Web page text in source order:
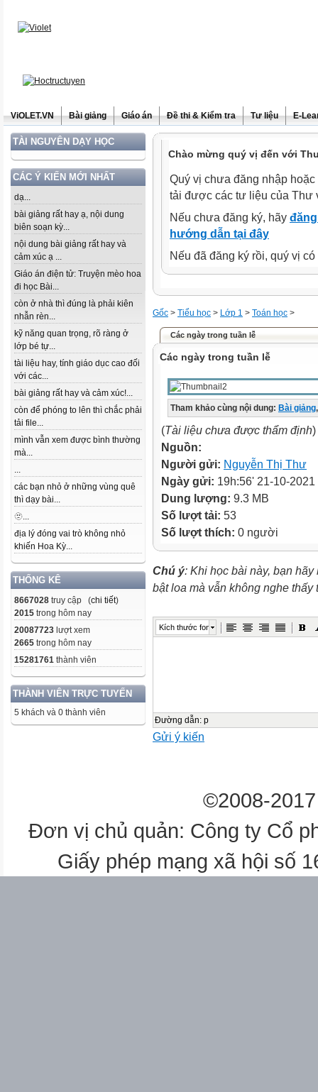
ViOLET.VN Bài giảng Giáo án Đề thi & Kiểm tra Tư liệu E-
TÀI NGUYÊN DẠY HỌC
CÁC Ý KIẾN MỚI NHẤT
dạ...
bài giảng rất hay ạ, nội dung
biên soạn kỳ...
nội dung bài giảng rất hay và
cảm xúc ạ ...
Giáo án điện tử: Truyện mèo hoa
đi học Bài...
còn ở nhà thì đúng là phải kiên
nhẫn rèn...
kỹ năng quan trọng, rõ ràng ở
lớp bé tự...
tài liệu hay, tính giáo dục cao đối
với các...
bài giảng rất hay và cảm xúc!...
còn để phóng to lên thì chắc phải
tải file...
mình vẫn xem được bình thường
mà...
...
các bạn nhỏ ở những vùng quê
thì dạy bài...
🫥...
địa lý đóng vai trò không nhỏ
khiến Hoa Kỳ...
THỐNG KÊ
8667028 truy cập (chi tiết)
2015 trong hôm nay
20087723 lượt xem
2665 trong hôm nay
15281761 thành viên
THÀNH VIÊN TRỰC TUYẾN
5 khách và 0 thành viên
Chào mừng quý vị đến với
Quý vị chưa đăng nhập
tải được các tư liệu của Thư
Nếu chưa đăng ký, hãy
hướng dẫn tại đây
Nếu đã đăng ký rồi, quý vị
Gốc > Tiểu học > Lớp 1 > Toán học >
Các ngày trong tuần lễ
Các ngày trong tuần lễ
Tham khảo cùng nội dung: Bài giảng,
(Tài liệu chưa được thẩm định)
Nguồn:
Người gửi: Nguyễn Thị Thư
Ngày gửi: 19h:56' 21-10-2021
Dung lượng: 9.3 MB
Số lượt tải: 53
Số lượt thích: 0 người
Chú ý: Khi học bài này, bạn
bật loa mà vẫn không nghe
Kích thước font
Đường dẫn: p
Gửi ý kiến
©2008-
Đơn vị chủ quản: Công ty Cổ
Giấy phép mạng xã hội số